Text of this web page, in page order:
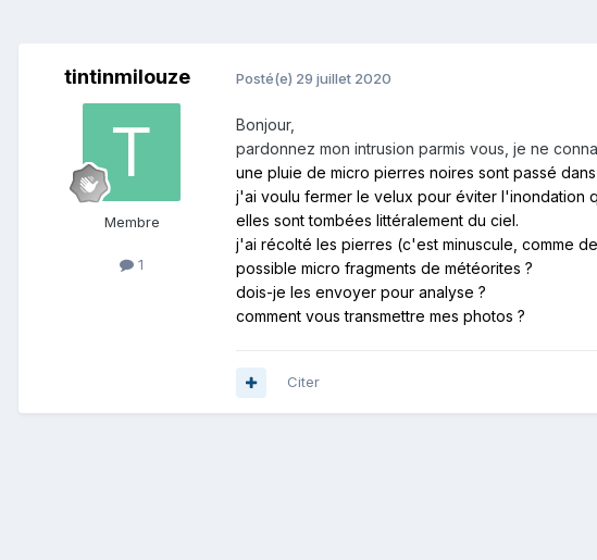
tintinmilouze
Membre
1
Posté(e) 29 juillet 2020
Bonjour,
pardonnez mon intrusion parmis vous, je ne
une pluie de micro pierres noires sont passé
j'ai voulu fermer le velux pour éviter l'inondation
elles sont tombées littéralement du ciel.
j'ai récolté les pierres (c'est minuscule, comme
possible micro fragments de météorites ?
dois-je les envoyer pour analyse ?
comment vous transmettre mes photos ?
Citer